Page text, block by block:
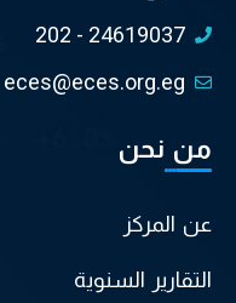
202 - 24619037
eces@eces.org.eg
من نحن
عن المركز
التقارير السنوية